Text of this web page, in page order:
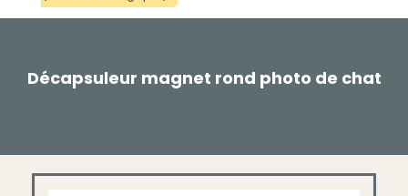
Décapsuleur magnet rond photo de chat